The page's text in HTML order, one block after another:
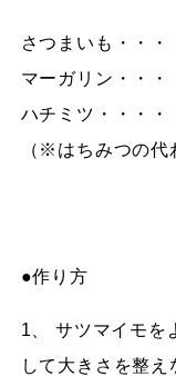
さつまいも・・
マーガリン・・・
ハチミツ・・・・
（※はちみつの代
●作り方
1、 サツマイモを
して大きさを整え